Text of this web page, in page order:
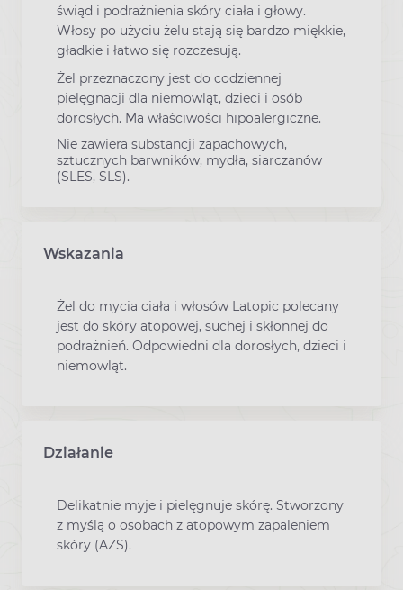
świąd i podrażnienia skóry ciała i głowy.
Włosy po użyciu żelu stają się bardzo miękkie,
gładkie i łatwo się rozczesują.
Żel przeznaczony jest do codziennej
pielęgnacji dla niemowląt, dzieci i osób
dorosłych. Ma właściwości hipoalergiczne.
Nie zawiera substancji zapachowych,
sztucznych barwników, mydła, siarczanów
(SLES, SLS).
Wskazania
Żel do mycia ciała i włosów Latopic polecany
jest do skóry atopowej, suchej i skłonnej do
podrażnień. Odpowiedni dla dorosłych, dzieci i
niemowląt.
Działanie
Delikatnie myje i pielęgnuje skórę. Stworzony
z myślą o osobach z atopowym zapaleniem
skóry (AZS).